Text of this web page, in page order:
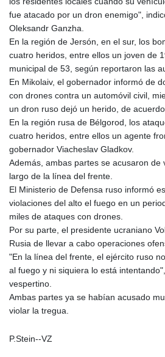
fue atacado por un dron enemigo",
Oleksandr Ganzha.
En la región de Jersón, en el sur, los
cuatro heridos, entre ellos un joven de
municipal de 53, según reportaron las
En Mikolaiv, el gobernador informó de
con drones contra un automóvil civil,
un dron ruso dejó un herido, de
En la región rusa de Bélgorod, los
cuatro heridos, entre ellos un agente
gobernador Viacheslav Gladkov.
Además, ambas partes se acusaron de
largo de la línea del frente.
El Ministerio de Defensa ruso informó
violaciones del alto el fuego en un
miles de ataques con drones.
Por su parte, el presidente ucraniano
Rusia de llevar a cabo operaciones
"En la línea del frente, el ejército ruso
al fuego y ni siquiera lo está
vespertino.
Ambas partes ya se habían acusado
violar la tregua.
P.Stein--VZ